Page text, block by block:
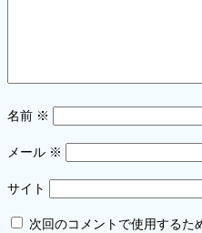
名前 ※
メール ※
サイト
次回のコメントで使用するた